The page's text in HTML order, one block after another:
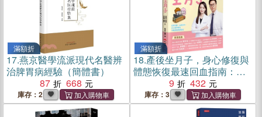
滿額折
17.燕京醫學流派現代名醫辨
治脾胃病經驗（簡體書）
87
668
庫存：2
滿額折
18.產後坐月子，身心修復與
體態恢復最速回血指南：從
頭到腳，由裡到外，史上最
完整的中醫產後調理聖經
9 432
庫存：3